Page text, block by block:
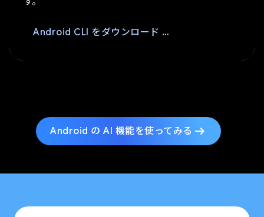
Android CLI をダウンロード ダウンロード
Android の AI 機能を使ってみる arrow_right_alt